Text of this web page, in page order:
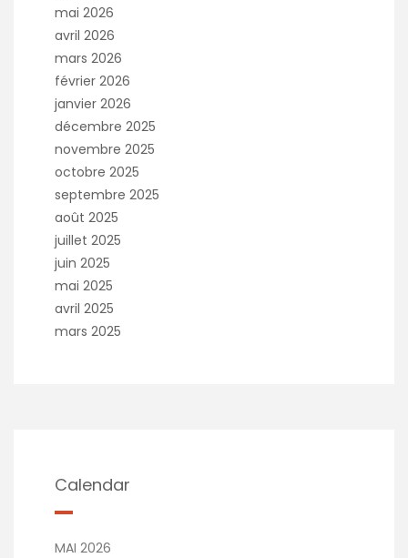
mai 2026
avril 2026
mars 2026
février 2026
janvier 2026
décembre 2025
novembre 2025
octobre 2025
septembre 2025
août 2025
juillet 2025
juin 2025
mai 2025
avril 2025
mars 2025
Calendar
MAI 2026